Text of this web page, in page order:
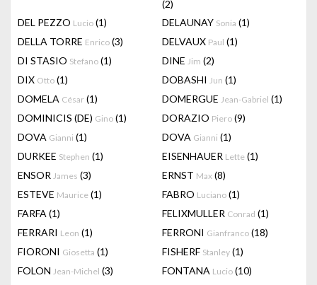
(2)
DEL PEZZO Lucio (1) DELAUNAY Sonia (1)
DELLA TORRE Enrico (3) DELVAUX Paul (1)
DI STASIO Stefano (1) DINE Jim (2)
DIX Otto (1) DOBASHI Jun (1)
DOMELA César (1) DOMERGUE Jean-Gabriel (1)
DOMINICIS (DE) Gino (1) DORAZIO Piero (9)
DOVA Gianni (1) DOVA Gianni (1)
DURKEE Stephen (1) EISENHAUER Lette (1)
ENSOR James (3) ERNST Max (8)
ESTEVE Maurice (1) FABRO Luciano (1)
FARFA (1) FELIXMULLER Conrad (1)
FERRARI Leon (1) FERRONI Gianfranco (18)
FIORONI Giosetta (1) FISHERF Stanley (1)
FOLON Jean-Michel (3) FONTANA Lucio (10)